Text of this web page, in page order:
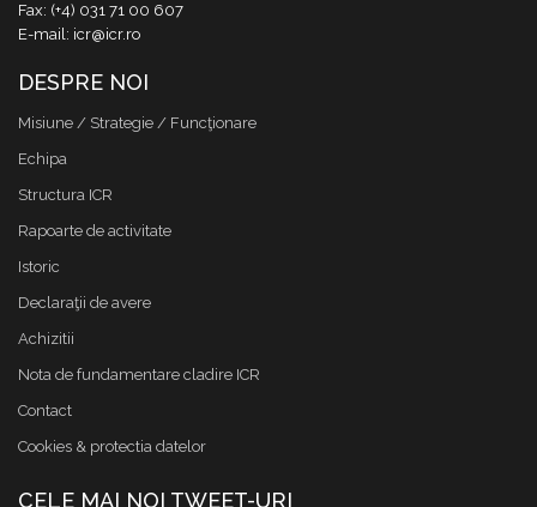
Fax: (+4) 031 71 00 607
E-mail: icr@icr.ro
DESPRE NOI
Misiune / Strategie / Funcţionare
Echipa
Structura ICR
Rapoarte de activitate
Istoric
Declaraţii de avere
Achizitii
Nota de fundamentare cladire ICR
Contact
Cookies & protectia datelor
CELE MAI NOI TWEET-URI